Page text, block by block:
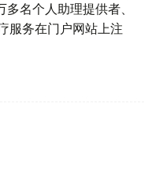
名个人助理提供者、
服务在门户网站上注